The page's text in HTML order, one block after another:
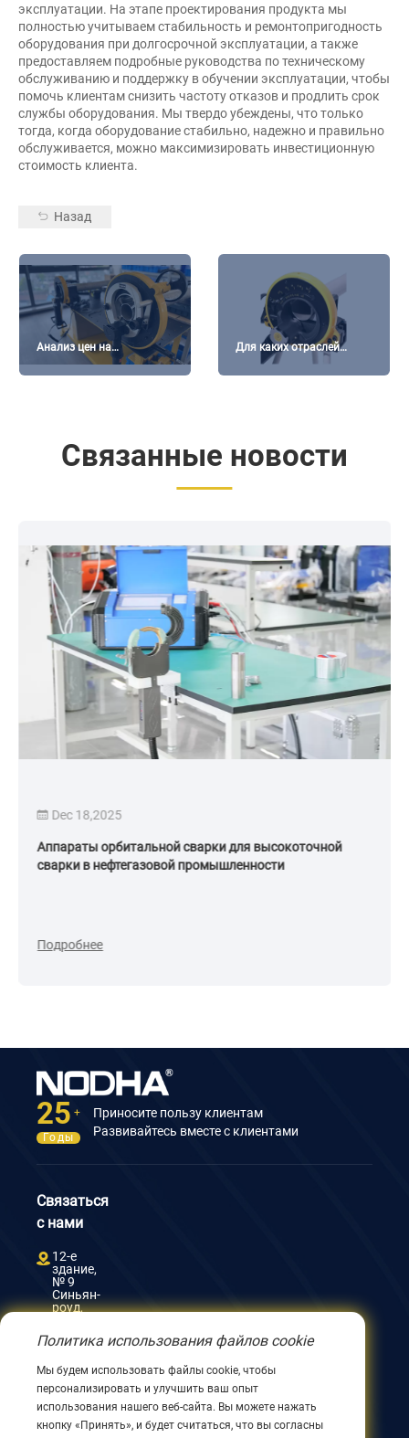
эксплуатации. На этапе проектирования продукта мы
полностью учитываем стабильность и ремонтопригодность
оборудования при долгосрочной эксплуатации, а также
предоставляем подробные руководства по техническому
обслуживанию и поддержку в обучении эксплуатации, чтобы
помочь клиентам снизить частоту отказов и продлить срок
службы оборудования. Мы твердо убеждены, что только
тогда, когда оборудование стабильно, надежно и правильно
обслуживается, можно максимизировать инвестиционную
стоимость клиента.
Назад
Анализ цен на
орбитальные
Для каких отраслей
промышленности
Связанные новости
Dec 18,2025
Аппараты орбитальной сварки для высокоточной
сварки в нефтегазовой промышленности
Подробнее
25 +
Годы
Приносите пользу клиентам
Развивайтесь вместе с клиентами
Связаться
с нами
12-е
здание,
№ 9
Синьян-
роуд,
Цзянсу,
0086
510
8580
Политика использования файлов cookie
Мы будем использовать файлы cookie, чтобы
персонализировать и улучшить ваш опыт
использования нашего веб-сайта. Вы можете нажать
кнопку «Принять», и будет считаться, что вы согласны